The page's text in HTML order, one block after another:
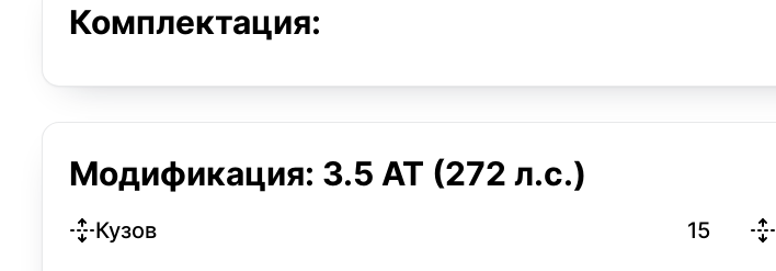
Комплектация:
Модификация: 3.5 AT (272 л.с.)
Кузов 15